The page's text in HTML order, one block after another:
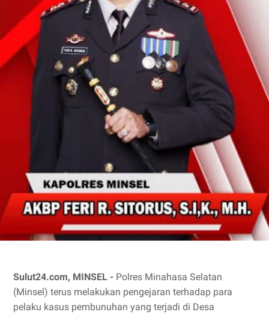
Sulut24.com, MINSEL - Polres Minahasa Selatan
(Minsel) terus melakukan pengejaran terhadap para
pelaku kasus pembunuhan yang terjadi di Desa